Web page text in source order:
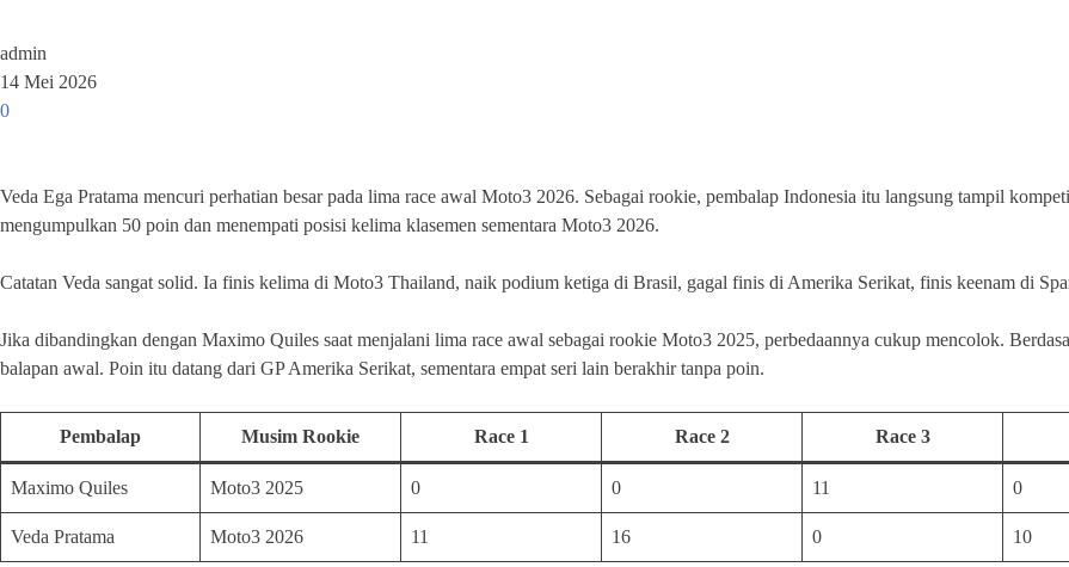
admin
14 Mei 2026
0
Veda Ega Pratama mencuri perhatian besar pada lima race awal Moto3 2026. Sebagai rookie, pembalap Indonesia itu langsung tampil
mengumpulkan 50 poin dan menempati posisi kelima klasemen sementara Moto3 2026.
Catatan Veda sangat solid. Ia finis kelima di Moto3 Thailand, naik podium ketiga di Brasil, gagal finis di Amerika Serikat, finis keenam di
Jika dibandingkan dengan Maximo Quiles saat menjalani lima race awal sebagai rookie Moto3 2025, perbedaannya cukup mencolok.
balapan awal. Poin itu datang dari GP Amerika Serikat, sementara empat seri lain berakhir tanpa poin.
Pembalap Musim Rookie Race 1 Race 2 Race 3
Maximo Quiles Moto3 2025 0 0 11 0
Veda Pratama Moto3 2026 11 16 0 10